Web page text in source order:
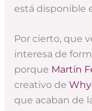
está disponible
Por cierto, que
interesa de
porque Martín
creativo de
que acaban de